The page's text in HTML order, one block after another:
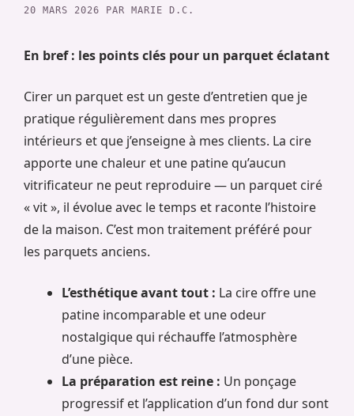
20 MARS 2026 PAR MARIE D.C.
En bref : les points clés pour un parquet éclatant
Cirer un parquet est un geste d’entretien que je
pratique régulièrement dans mes propres
intérieurs et que j’enseigne à mes clients. La cire
apporte une chaleur et une patine qu’aucun
vitrificateur ne peut reproduire — un parquet ciré
« vit », il évolue avec le temps et raconte l’histoire
de la maison. C’est mon traitement préféré pour
les parquets anciens.
L’esthétique avant tout : La cire offre une
patine incomparable et une odeur
nostalgique qui réchauffe l’atmosphère
d’une pièce.
La préparation est reine : Un ponçage
progressif et l’application d’un fond dur sont